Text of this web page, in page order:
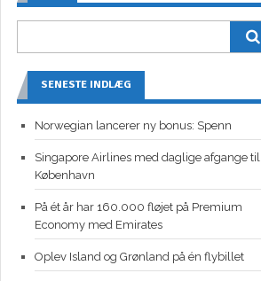
SENESTE INDLÆG
Norwegian lancerer ny bonus: Spenn
Singapore Airlines med daglige afgange til
København
På ét år har 160.000 fløjet på Premium
Economy med Emirates
Oplev Island og Grønland på én flybillet